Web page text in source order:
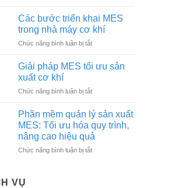
&
Ứng
dụng
ERP
doanh
công
ty
gia
ép
lượng,
tín
tại
Hà
Các bước triển khai MES
trong nhà máy cơ khí
Chức năng bình luận bị tắtở
bước
MES
nhà
máy
cơ
khí
Giải pháp MES tối ưu sản
xuất cơ khí
Chức năng bình luận bị tắtở
pháp
MES
tối
ưu
sản
Phần mềm quản lý sản xuất
MES: Tối ưu hóa quy trình,
nâng cao hiệu quả
Chức năng bình luận bị tắtở
VỤ